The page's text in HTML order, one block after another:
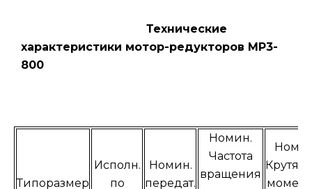
Технические
характеристики мотор-редукторов МР3-
800
Типоразмер
Исполн.
по
Номин.
передат.
Номин.
Частота
вращения